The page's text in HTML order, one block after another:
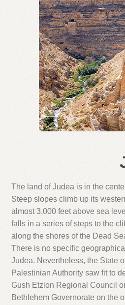
The land of Judea is in the
Steep slopes climb up its
almost 3,000 feet above sea
falls in a series of steps to the
along the shores of the Dead
There is no specific
Judea. Nevertheless, the State
Palestinian Authority saw fit to
Gush Etzion Regional Council
Bethlehem Governorate on the